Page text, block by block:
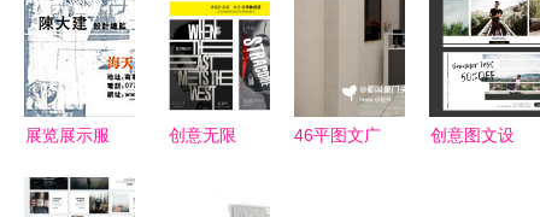
魅力
展览展示服
版设计的重
创意无限
计中的视觉
46平图文广
创意图文设